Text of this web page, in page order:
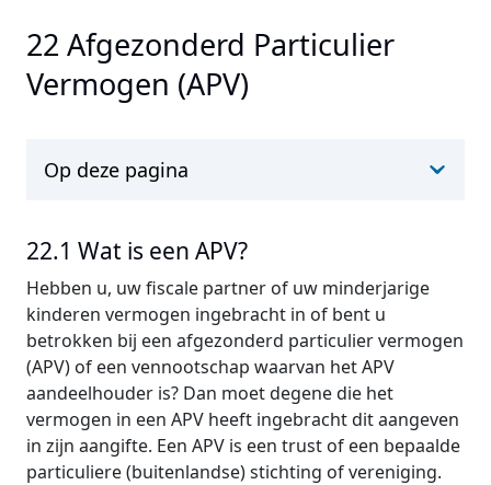
22 Afgezonderd Particulier
Vermogen (APV)
Op deze pagina
22.1 Wat is een APV?
Hebben u, uw fiscale partner of uw minderjarige
kinderen vermogen ingebracht in of bent u
betrokken bij een afgezonderd particulier vermogen
(APV) of een vennootschap waarvan het APV
aandeelhouder is? Dan moet degene die het
vermogen in een APV heeft ingebracht dit aangeven
in zijn aangifte. Een APV is een trust of een bepaalde
particuliere (buitenlandse) stichting of vereniging.